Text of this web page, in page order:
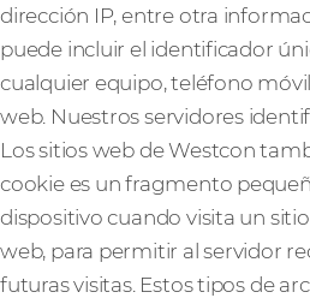
dirección IP, entre otra
puede incluir el identificador
cualquier equipo, teléfono
web. Nuestros servidores
Los sitios web de Westcon
cookie es un fragmento
dispositivo cuando visita un
web, para permitir al servidor
futuras visitas. Estos tipos de